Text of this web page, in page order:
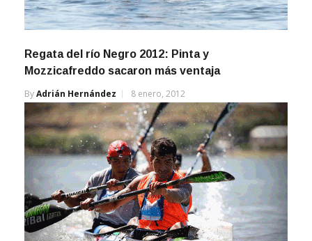
Regata del río Negro 2012: Pinta y
Mozzicafreddo sacaron más ventaja
ByAdrián Hernández 8 enero, 2012